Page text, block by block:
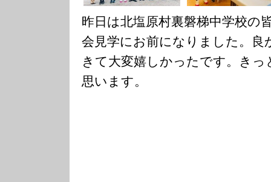
昨日は北塩原村裏磐梯中学校の
会見学にお前になりました。良
きて大変嬉しかったです。き
思います。